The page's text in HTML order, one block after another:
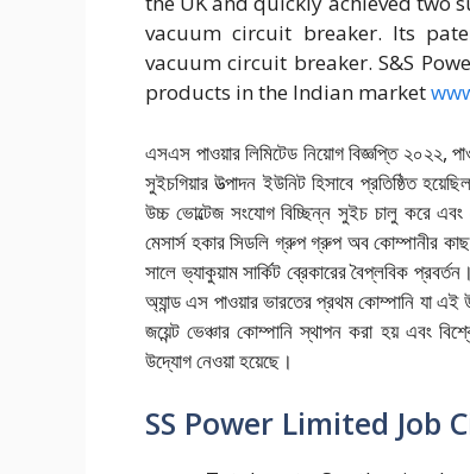
vacuum circuit breaker. Its
vacuum circuit breaker. S&S
products in the Indian market
এসএস পাওয়ার লিমিটেড নিয়োগ বিজ্ঞপ্তি ২০২২,
সুইচগিয়ার উত্পাদন ইউনিট হিসাবে প্রতিষ্ঠিত
উচ্চ ভোল্টেজ সংযোগ বিচ্ছিন্ন সুইচ চালু করে
মেসার্স হকার সিডলি গ্রুপ গ্রুপ অব কোম্পানীর
সালে ভ্যাকুয়াম সার্কিট ব্রেকারের বৈপ্লবিক
অ্যান্ড এস পাওয়ার ভারতের প্রথম কোম্পানি যা এই
জয়েন্ট ভেঞ্চার কোম্পানি স্থাপন করা হয় এবং
উদ্যোগ নেওয়া হয়েছে।
SS Power Limited Job